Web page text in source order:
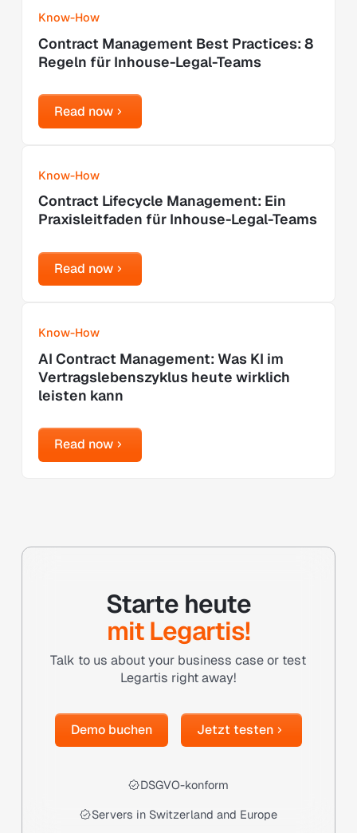
Know-How
Contract Management Best Practices: 8
Regeln für Inhouse-Legal-Teams
Read now
Read now
Know-How
Contract Lifecycle Management: Ein
Praxisleitfaden für Inhouse-Legal-Teams
Read now
Read now
Know-How
AI Contract Management: Was KI im
Vertragslebenszyklus heute wirklich
leisten kann
Read now
Read now
Starte heute
mit Legartis!
Talk to us about your business case or test
Legartis right away!
Demo buchen
Demo buchen
Jetzt testen
Jetzt testen
DSGVO-konform
Servers in Switzerland and Europe